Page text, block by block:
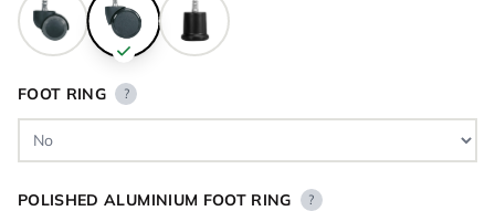
FOOT RING ?
POLISHED ALUMINIUM FOOT RING ?